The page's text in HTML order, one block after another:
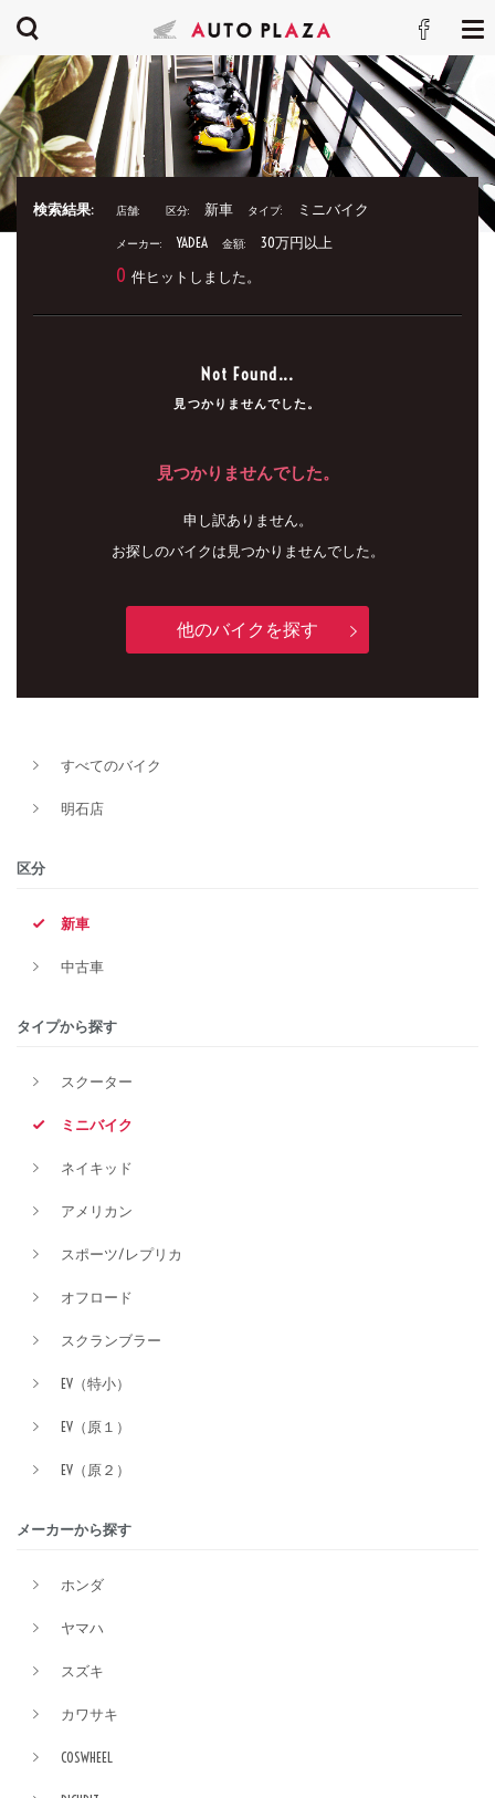
検索結果: 店舗: 区分: 新車 タイプ: ミニバイク
メーカー: YADEA 金額: 30万円以上
0 件ヒットしました。
Not Found...
見つかりませんでした。
見つかりませんでした。
申し訳ありません。
お探しのバイクは見つかりませんでした。
他のバイクを探す
すべてのバイク
明石店
区分
新車
中古車
タイプから探す
スクーター
ミニバイク
ネイキッド
アメリカン
スポーツ/レプリカ
オフロード
スクランブラー
EV（特小）
EV（原１）
EV（原２）
メーカーから探す
ホンダ
ヤマハ
スズキ
カワサキ
COSWHEEL
新車
タイプ
価格